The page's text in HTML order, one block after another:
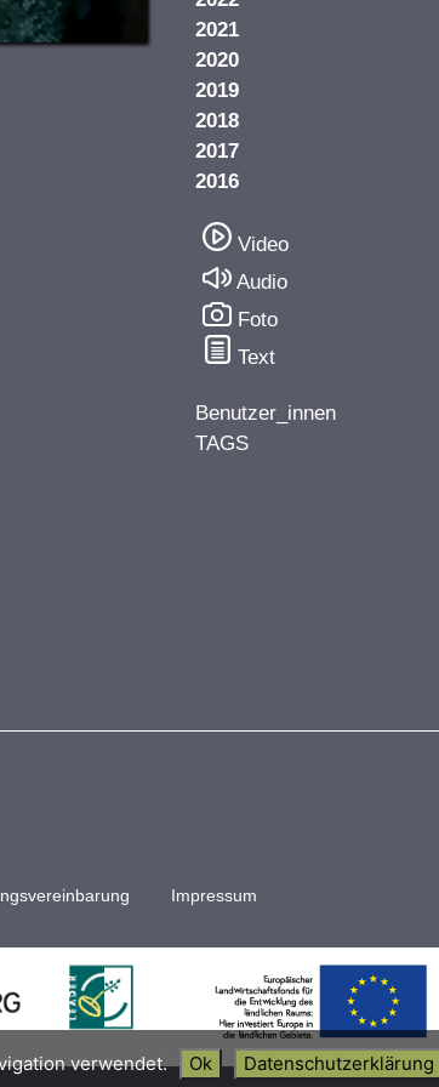
2021
2020
2019
2018
2017
2016
Video
Audio
Foto
Text
Benutzer_innen
TAGS
Impressum
verwendet. Ok Datenschutzerklärung